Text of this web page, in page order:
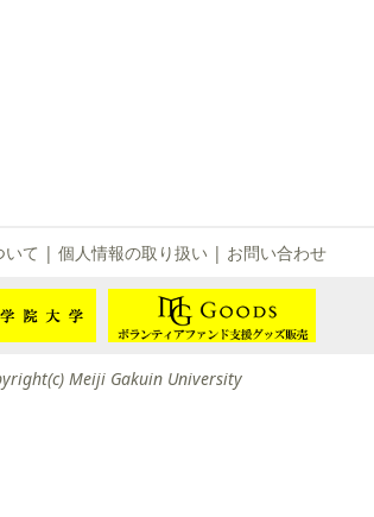
いて | 個人情報の取り扱い | お問い合わせ
Meiji Gakuin University